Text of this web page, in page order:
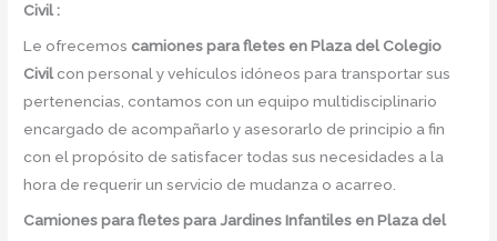
Civil :
Le ofrecemos camiones para fletes enPlaza del Colegio
Civil con personal y vehículos idóneos para transportar sus
pertenencias, contamos con un equipo multidisciplinario
encargado de acompañarlo y asesorarlo de principio a fin
con el propósito de satisfacer todas sus necesidades a la
hora de requerir un servicio de mudanza o acarreo.
Camiones para fletespara Jardines Infantiles en Plaza del